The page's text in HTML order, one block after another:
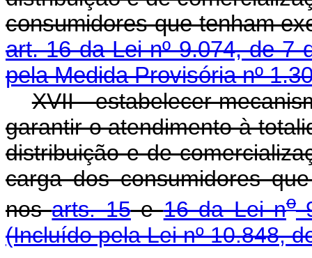
consumidores que tenham
art. 16 da Lei nº 9.074, de 7
pela Medida Provisória nº
XVII - estabelecer
garantir o atendimento à
distribuição e de
carga dos consumidores
nosarts. 15e16 da Lei no
(Incluído pela Lei nº 10.848,